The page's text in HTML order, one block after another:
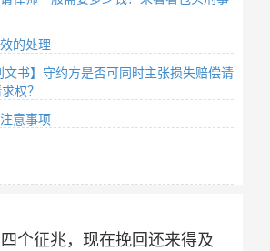
的处理
文书】守约方是否可同时主张损失赔偿请
权？
意事项
个征兆，现在挽回还来得及